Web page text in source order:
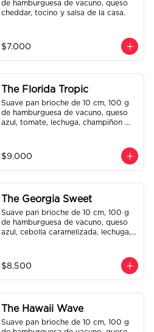
de hamburguesa de vacuno, queso
cheddar, tocino y salsa de la casa.
$7.000
The Florida Tropic
Suave pan brioche de 10 cm, 100 g
de hamburguesa de vacuno, queso
azul, tomate, lechuga, champiñon
$9.000
The Georgia Sweet
Suave pan brioche de 10 cm, 100 g
de hamburguesa de vacuno, queso
azul, cebolla caramelizada, lechuga,
$8.500
The Hawaii Wave
Suave pan brioche de 10 cm, 100 g